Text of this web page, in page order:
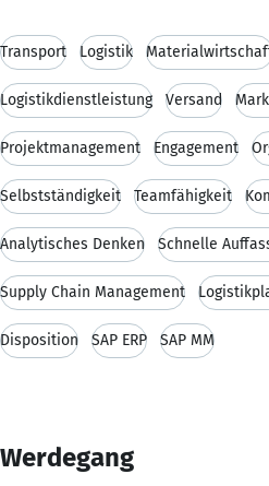
Transport Logistik
Logistikdienstleistung Versand
Projektmanagement Engagement
Selbstständigkeit Teamfähigkeit
Analytisches Denken Schnelle
Supply Chain Management
Disposition SAP ERP SAP MM
Werdegang